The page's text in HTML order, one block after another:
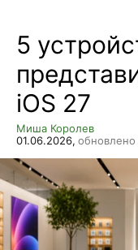
5
iOS 27
Миша Королев
01.06.2026,